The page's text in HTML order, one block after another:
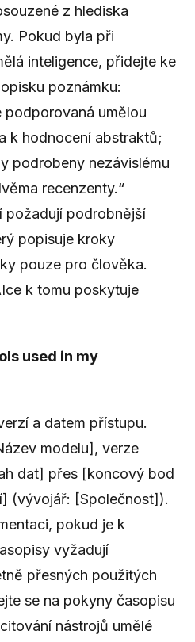
z hlediska
Pokud byla při
inteligence, přidejte ke
poznámku:
podporovaná umělou
k hodnocení abstraktů;
podrobeny nezávislému
recenzenty.“
požadují podrobnější
popisuje kroky
pouze pro člověka.
k tomu poskytuje
used in my
a datem přístupu.
modelu], verze
dat] přes [koncový bod
(vývojář: [Společnost]).
pokud je k
vyžadují
přesných použitých
se na pokyny časopisu
nástrojů umělé